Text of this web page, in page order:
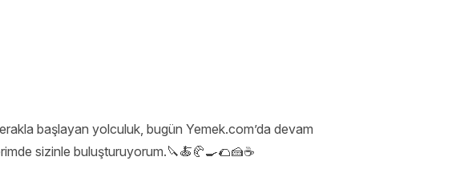
başlayan yolculuk, bugün Yemek.com’da devam
sizinle buluşturuyorum.🔪🍝🥐🍳🌮🍰☕️